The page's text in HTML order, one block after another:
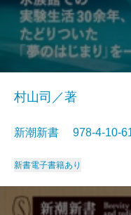
村山司／著
新潮新書 978-4-10-
新書電子書籍あり